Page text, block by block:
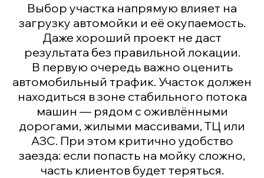
Выбор участка напрямую влияет на
загрузку автомойки и её окупаемость.
Даже хороший проект не даст
результата без правильной локации.
В первую очередь важно оценить
автомобильный трафик. Участок должен
находиться в зоне стабильного потока
машин — рядом с оживлёнными
дорогами, жилыми массивами, ТЦ или
АЗС. При этом критично удобство
заезда: если попасть на мойку сложно,
часть клиентов будет теряться.